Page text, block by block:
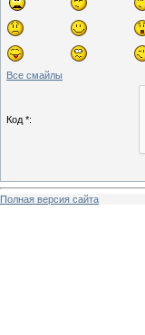
Все смайлы
Код *:
Полная версия сайта